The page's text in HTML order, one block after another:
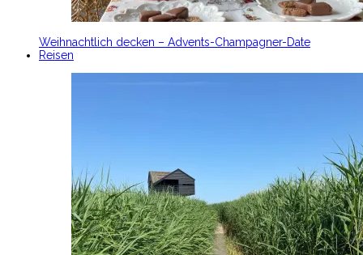
Weihnachtlich decken – Advents-Champagner-Date
Reisen